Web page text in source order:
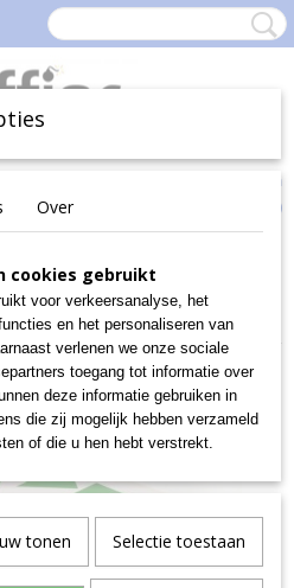
Uw Winkelwagen
(0)
>Lamineerhoezen
>PAVO lamineerhoes A5
Over
cookies gebruikt
voor verkeersanalyse, het
en het personaliseren van
verlenen we onze sociale
toegang tot informatie over
deze informatie gebruiken in
die zij mogelijk hebben verzameld
of die u hen hebt verstrekt.
tonen Selectie toestaan